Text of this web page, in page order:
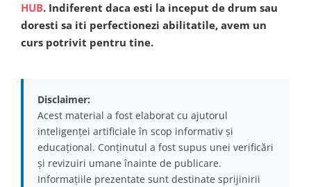
HUB. Indiferent daca esti la inceput de drum sau
doresti sa iti perfectionezi abilitatile, avem un
curs potrivit pentru tine.
Disclaimer:
Acest material a fost elaborat cu ajutorul
inteligenței artificiale în scop informativ și
educațional. Conținutul a fost supus unei verificări
și revizuiri umane înainte de publicare.
Informațiile prezentate sunt destinate sprijinirii